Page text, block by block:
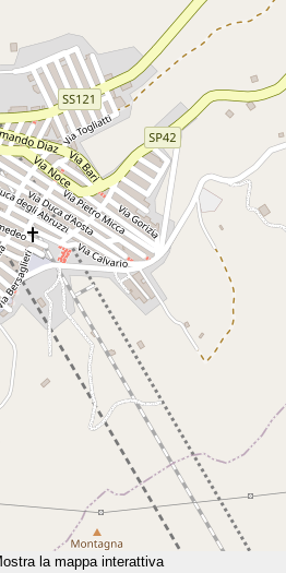
la mappa interattiva